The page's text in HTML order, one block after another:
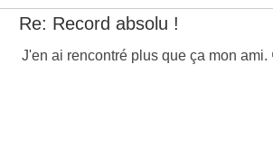
Re: Record absolu !
J'en ai rencontré plus que ça mon ami.